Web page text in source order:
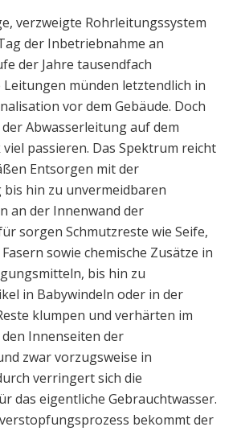
verzweigte Rohrleitungssystem
der Inbetriebnahme an
der Jahre tausendfach
Leitungen münden letztendlich in
vor dem Gebäude. Doch
Abwasserleitung auf dem
passieren. Das Spektrum reicht
Entsorgen mit der
hin zu unvermeidbaren
an der Innenwand der
sorgen Schmutzreste wie Seife,
sowie chemische Zusätze in
bis hin zu
in Babywindeln oder in der
klumpen und verhärten im
Innenseiten der
zwar vorzugsweise in
verringert sich die
das eigentliche Gebrauchtwasser.
bekommt der